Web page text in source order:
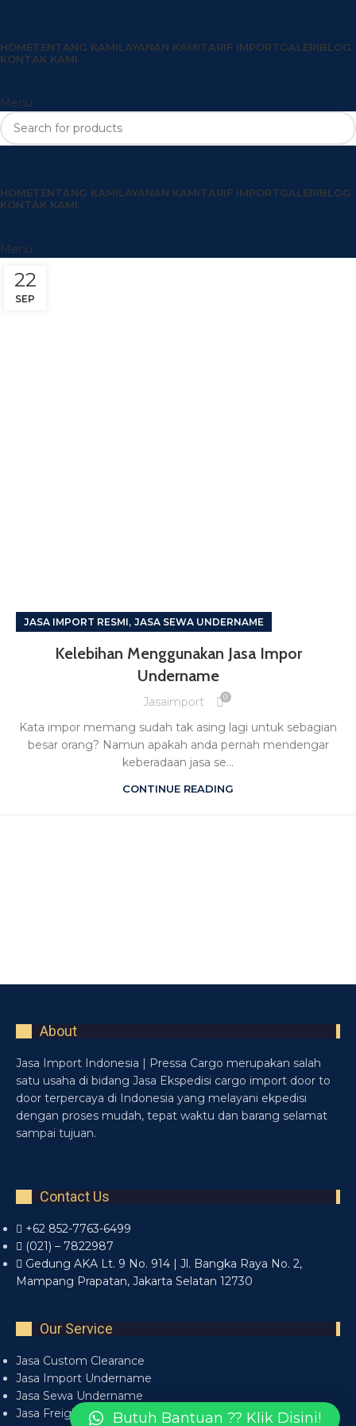
HOMETENTANG KAMILAYANAN KAMITARIF IMPORTGALERIBLOG
KONTAK KAMI
Menu
HOMETENTANG KAMILAYANAN KAMITARIF IMPORTGALERIBLOG
KONTAK KAMI
Menu
22
SEP
JASA IMPORT RESMI, JASA SEWA UNDERNAME
Kelebihan Menggunakan Jasa Impor
Undername
Jasaimport 0
Kata impor memang sudah tak asing lagi untuk sebagian
besar orang? Namun apakah anda pernah mendengar
keberadaan jasa se...
CONTINUE READING
About
Jasa Import Indonesia | Pressa Cargo merupakan salah
satu usaha di bidang Jasa Ekspedisi cargo import door to
door terpercaya di Indonesia yang melayani ekpedisi
dengan proses mudah, tepat waktu dan barang selamat
sampai tujuan.
Contact Us
+62 852-7763-6499
(021) – 7822987
Gedung AKA Lt. 9 No. 914 | Jl. Bangka Raya No. 2,
Mampang Prapatan, Jakarta Selatan 12730
Our Service
Jasa Custom Clearance
Jasa Import Undername
Jasa Sewa Undername
Jasa Freight ForwarderButuh Bantuan ?? Klik Disini!